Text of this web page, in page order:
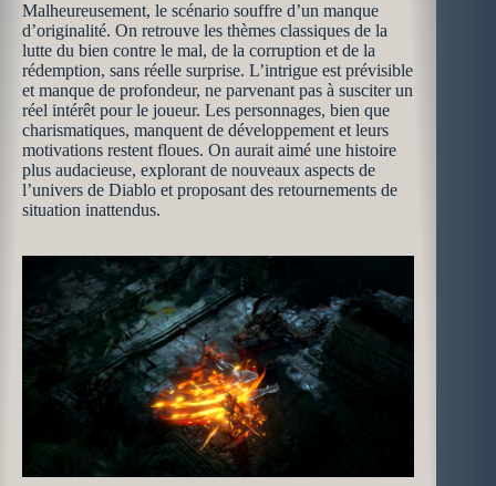
Malheureusement, le scénario souffre d’un manque
d’originalité. On retrouve les thèmes classiques de la
lutte du bien contre le mal, de la corruption et de la
rédemption, sans réelle surprise. L’intrigue est prévisible
et manque de profondeur, ne parvenant pas à susciter un
réel intérêt pour le joueur. Les personnages, bien que
charismatiques, manquent de développement et leurs
motivations restent floues. On aurait aimé une histoire
plus audacieuse, explorant de nouveaux aspects de
l’univers de Diablo et proposant des retournements de
situation inattendus.